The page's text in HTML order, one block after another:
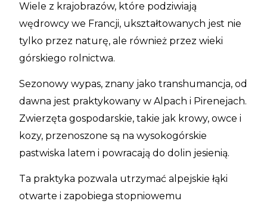
Wiele z krajobrazów, które podziwiają
wędrowcy we Francji, ukształtowanych jest nie
tylko przez naturę, ale również przez wieki
górskiego rolnictwa.
Sezonowy wypas, znany jako transhumancja, od
dawna jest praktykowany w Alpach i Pirenejach.
Zwierzęta gospodarskie, takie jak krowy, owce i
kozy, przenoszone są na wysokogórskie
pastwiska latem i powracają do dolin jesienią.
Ta praktyka pozwala utrzymać alpejskie łąki
otwarte i zapobiega stopniowemu